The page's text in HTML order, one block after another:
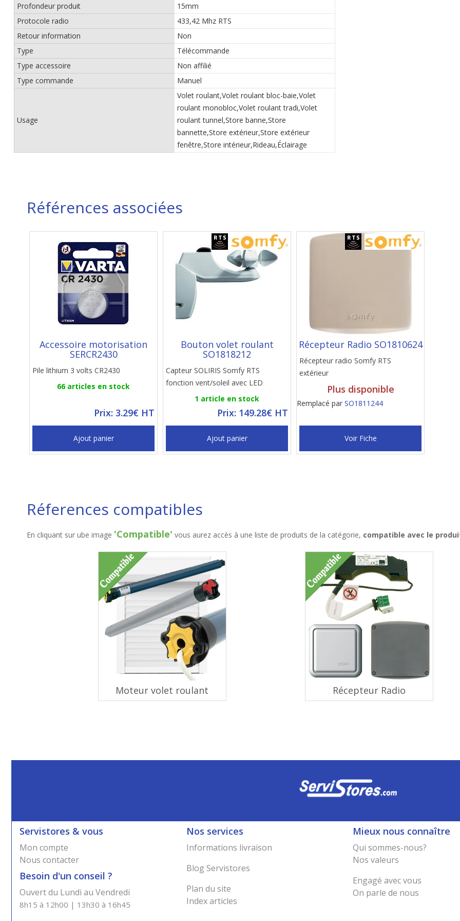
Profondeur produit
15mm
Protocole radio
433,42 Mhz RTS
Retour information
Non
Type
Télécommande
Type accessoire
Non affilié
Type commande
Manuel
Usage
Volet roulant,Volet roulant bloc-baie,Volet
roulant monobloc,Volet roulant tradi,Volet
roulant tunnel,Store banne,Store
bannette,Store extérieur,Store extérieur
fenêtre,Store intérieur,Rideau,Éclairage
Références associées
Accessoire motorisation
SERCR2430
Pile lithium 3 volts CR2430
66 articles en stock
Prix: 3.29€ HT
Ajout panier
Bouton volet roulant
SO1818212
Capteur SOLIRIS Somfy RTS
fonction vent/soleil avec LED
1 article en stock
Prix: 149.28€ HT
Ajout panier
Récepteur Radio SO1810624
Récepteur radio Somfy RTS
extérieur
Plus disponible
Remplacé par SO1811244
Voir Fiche
Réferences compatibles
En cliquant sur ube image 'Compatible' vous aurez accès à une liste de produits de la catégorie, compatible avec le
Moteur volet roulant Récepteur Radio
Servistores & vous
Mon compte
Nous contacter
Besoin d'un conseil ?
Ouvert du Lundi au Vendredi
8h15 à 12h00 | 13h30 à 16h45
Nos services
Informations livraison
Blog Servistores
Plan du site
Index articles
Mieux nous connaître
Qui sommes-nous?
Nos valeurs
Engagé avec vous
On parle de nous